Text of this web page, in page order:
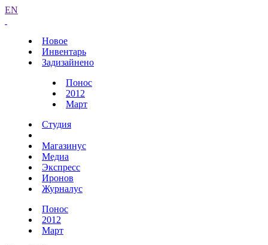
EN
Новое
Инвентарь
Задизайнено
Понос
2012
Март
Студия
Магазинус
Медиа
Экспресс
Иронов
Журналус
Понос
2012
Март